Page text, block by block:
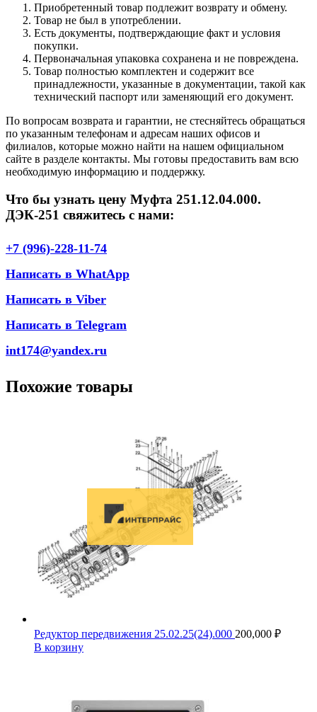
Приобретенный товар подлежит возврату и обмену.
Товар не был в употреблении.
Есть документы, подтверждающие факт и условия
покупки.
Первоначальная упаковка сохранена и не повреждена.
Товар полностью комплектен и содержит все
принадлежности, указанные в документации, такой как
технический паспорт или заменяющий его документ.
По вопросам возврата и гарантии, не стесняйтесь обращаться
по указанным телефонам и адресам наших офисов и
филиалов, которые можно найти на нашем официальном
сайте в разделе контакты. Мы готовы предоставить вам всю
необходимую информацию и поддержку.
Что бы узнать цену Муфта 251.12.04.000.
ДЭК-251 свяжитесь с нами:
+7 (996)-228-11-74
Написать в WhatApp
Написать в Viber
Написать в Telegram
int174@yandex.ru
Похожие товары
Редуктор передвижения 25.02.25(24).000 200,000 ₽
В корзину